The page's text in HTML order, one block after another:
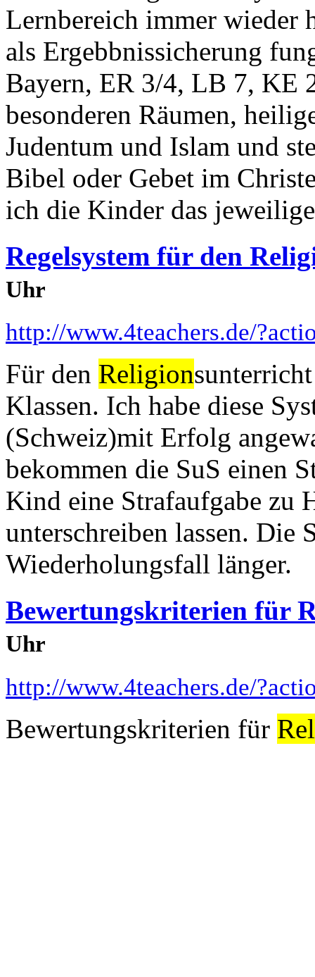
Lernbereich immer wieder
als Ergebbnissicherung
Bayern, ER 3/4, LB 7, KE
besonderen Räumen,
Judentum und Islam und
Bibel oder Gebet im
ich die Kinder das
Regelsystem für den
Uhr
http://www.4teachers.de/
Für den Religion
Klassen. Ich habe diese
(Schweiz)mit Erfolg
bekommen die SuS einen
Kind eine Strafaufgabe zu
unterschreiben lassen. Die
Wiederholungsfall länger.
Bewertungskriterien für
Uhr
http://www.4teachers.de/
Bewertungskriterien für